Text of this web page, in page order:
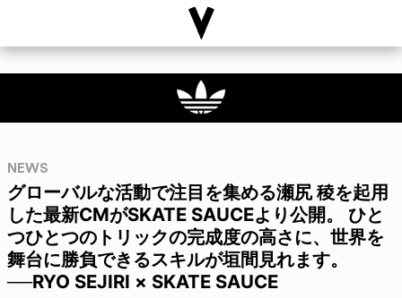
NEWS
グローバルな活動で注目を集める瀬尻 稜を起用
した最新CMがSKATE SAUCEより公開。 ひと
つひとつのトリックの完成度の高さに、世界を
舞台に勝負できるスキルが垣間見れます。
──RYO SEJIRI × SKATE SAUCE